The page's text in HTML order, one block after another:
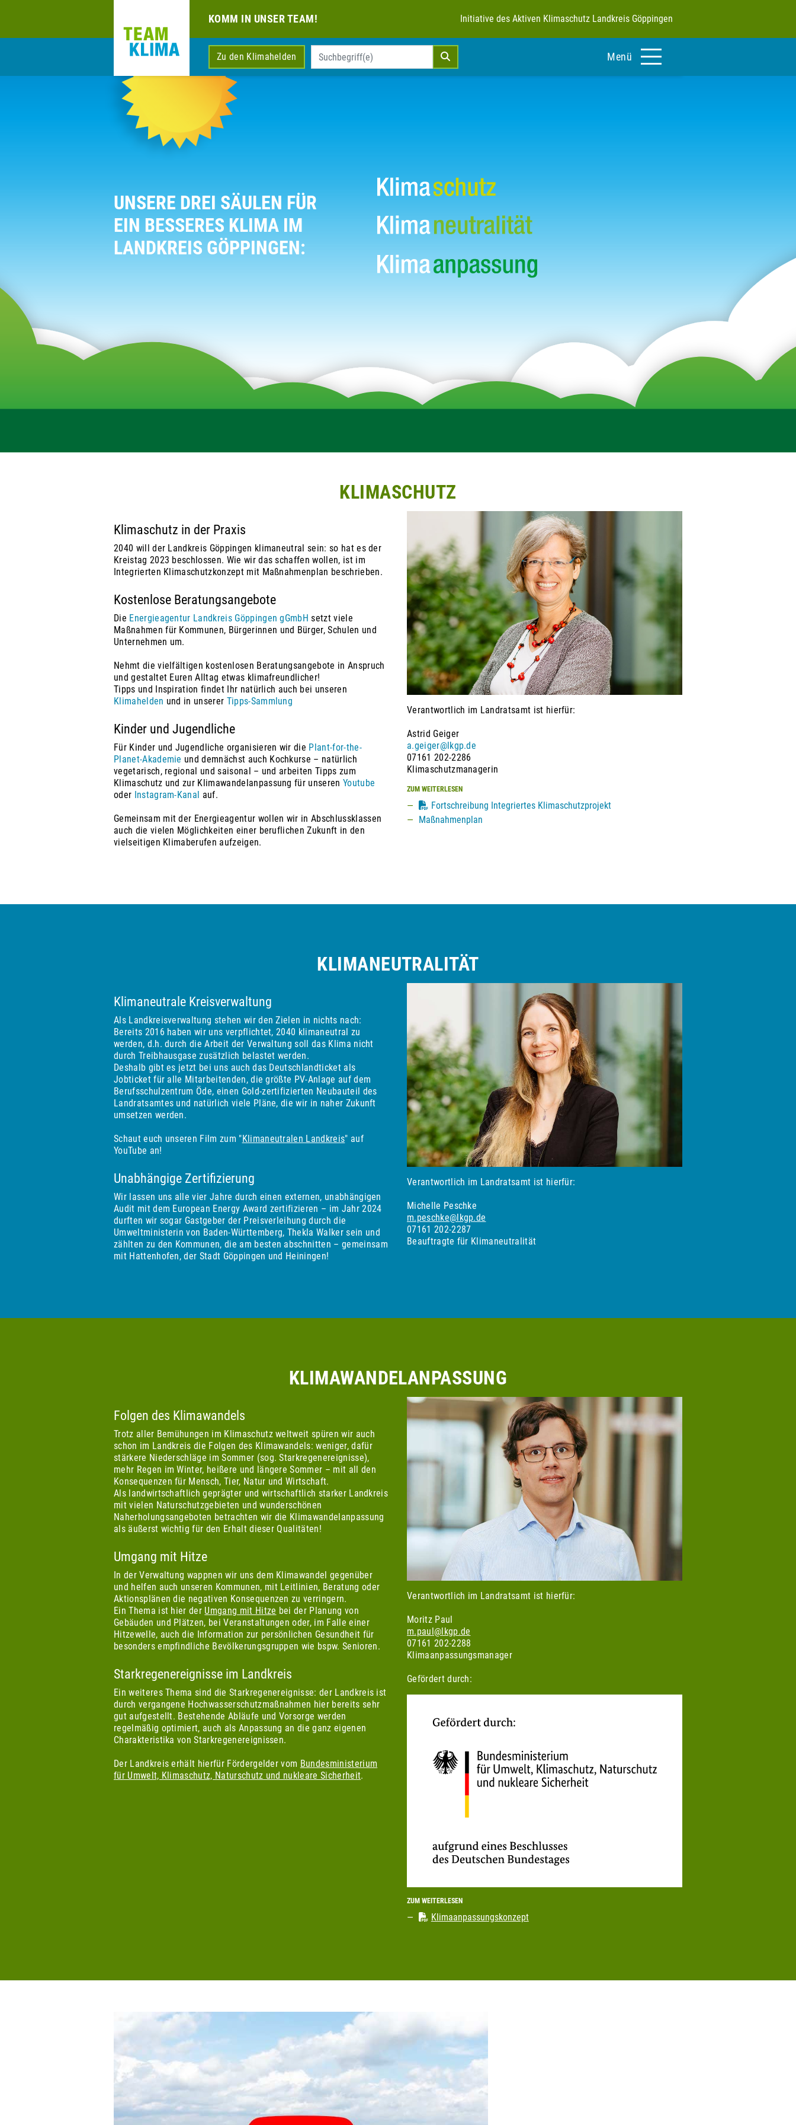
KOMM IN UNSER TEAM! Initiative des Aktiven Klimaschutz Landkreis Göppingen
Zu den Klimahelden Menü
UNSERE DREI SÄULEN FÜR
EIN BESSERES KLIMA IM
LANDKREIS GÖPPINGEN:
KLIMASCHUTZ
Klimaschutz in der Praxis
2040 will der Landkreis Göppingen klimaneutral sein: so hat es der
Kreistag 2023 beschlossen. Wie wir das schaffen wollen, ist im
Integrierten Klimaschutzkonzept mit Maßnahmenplan beschrieben.
Kostenlose Beratungsangebote
Die Energieagentur Landkreis Göppingen gGmbH setzt viele
Maßnahmen für Kommunen, Bürgerinnen und Bürger, Schulen und
Unternehmen um.
Nehmt die vielfältigen kostenlosen Beratungsangebote in Anspruch
und gestaltet Euren Alltag etwas klimafreundlicher!
Tipps und Inspiration findet Ihr natürlich auch bei unseren
Klimahelden und in unserer Tipps-Sammlung
Kinder und Jugendliche
Für Kinder und Jugendliche organisieren wir die Plant-for-the-
Planet-Akademie und demnächst auch Kochkurse – natürlich
vegetarisch, regional und saisonal – und arbeiten Tipps zum
Klimaschutz und zur Klimawandelanpassung für unseren Youtube
oder Instagram-Kanal auf.
Gemeinsam mit der Energieagentur wollen wir in Abschlussklassen
auch die vielen Möglichkeiten einer beruflichen Zukunft in den
vielseitigen Klimaberufen aufzeigen.
Verantwortlich im Landratsamt ist hierfür:
Astrid Geiger
a.geiger@lkgp.de
07161 202-2286
Klimaschutzmanagerin
ZUM WEITERLESEN
Fortschreibung Integriertes Klimaschutzprojekt
Maßnahmenplan
KLIMANEUTRALITÄT
Klimaneutrale Kreisverwaltung
Als Landkreisverwaltung stehen wir den Zielen in nichts nach:
Bereits 2016 haben wir uns verpflichtet, 2040 klimaneutral zu
werden, d.h. durch die Arbeit der Verwaltung soll das Klima nicht
durch Treibhausgase zusätzlich belastet werden.
Deshalb gibt es jetzt bei uns auch das Deutschlandticket als
Jobticket für alle Mitarbeitenden, die größte PV-Anlage auf dem
Berufsschulzentrum Öde, einen Gold-zertifizierten Neubauteil des
Landratsamtes und natürlich viele Pläne, die wir in naher Zukunft
umsetzen werden.
Schaut euch unseren Film zum "Klimaneutralen Landkreis" auf
YouTube an!
Unabhängige Zertifizierung
Wir lassen uns alle vier Jahre durch einen externen, unabhängigen
Audit mit dem European Energy Award zertifizieren – im Jahr 2024
durften wir sogar Gastgeber der Preisverleihung durch die
Umweltministerin von Baden-Württemberg, Thekla Walker sein und
zählten zu den Kommunen, die am besten abschnitten – gemeinsam
mit Hattenhofen, der Stadt Göppingen und Heiningen!
Verantwortlich im Landratsamt ist hierfür:
Michelle Peschke
m.peschke@lkgp.de
07161 202-2287
Beauftragte für Klimaneutralität
KLIMAWANDELANPASSUNG
Folgen des Klimawandels
Trotz aller Bemühungen im Klimaschutz weltweit spüren wir auch
schon im Landkreis die Folgen des Klimawandels: weniger, dafür
stärkere Niederschläge im Sommer (sog. Starkregenereignisse),
mehr Regen im Winter, heißere und längere Sommer – mit all den
Konsequenzen für Mensch, Tier, Natur und Wirtschaft.
Als landwirtschaftlich geprägter und wirtschaftlich starker Landkreis
mit vielen Naturschutzgebieten und wunderschönen
Naherholungsangeboten betrachten wir die Klimawandelanpassung
als äußerst wichtig für den Erhalt dieser Qualitäten!
Umgang mit Hitze
In der Verwaltung wappnen wir uns dem Klimawandel gegenüber
und helfen auch unseren Kommunen, mit Leitlinien, Beratung oder
Aktionsplänen die negativen Konsequenzen zu verringern.
Ein Thema ist hier der Umgang mit Hitze bei der Planung von
Gebäuden und Plätzen, bei Veranstaltungen oder, im Falle einer
Hitzewelle, auch die Information zur persönlichen Gesundheit für
besonders empfindliche Bevölkerungsgruppen wie bspw. Senioren.
Starkregenereignisse im Landkreis
Ein weiteres Thema sind die Starkregenereignisse: der Landkreis ist
durch vergangene Hochwasserschutzmaßnahmen hier bereits sehr
gut aufgestellt. Bestehende Abläufe und Vorsorge werden
regelmäßig optimiert, auch als Anpassung an die ganz eigenen
Charakteristika von Starkregenereignissen.
Der Landkreis erhält hierfür Fördergelder vom Bundesministerium
für Umwelt, Klimaschutz, Naturschutz und nukleare Sicherheit.
Verantwortlich im Landratsamt ist hierfür:
Moritz Paul
m.paul@lkgp.de
07161 202-2288
Klimaanpassungsmanager
Gefördert durch:
ZUM WEITERLESEN
Klimaanpassungskonzept